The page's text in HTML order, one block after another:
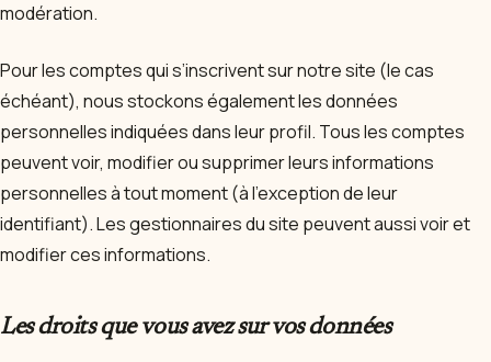
modération.
Pour les comptes qui s’inscrivent sur notre site (le cas
échéant), nous stockons également les données
personnelles indiquées dans leur profil. Tous les comptes
peuvent voir, modifier ou supprimer leurs informations
personnelles à tout moment (à l’exception de leur
identifiant). Les gestionnaires du site peuvent aussi voir et
modifier ces informations.
Les droits que vous avez sur vos données